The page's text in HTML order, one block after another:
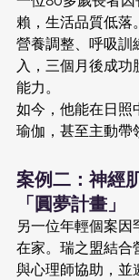
賴，生活品質低落
營養調整、呼吸訓
入，三個月後成功
能力。
如今，他能在日照
瑜伽，甚至主動帶
案例二：神經
「圓夢計畫」
另一位年輕個案因
在家。瑞之盟結合
與心理師協助，並